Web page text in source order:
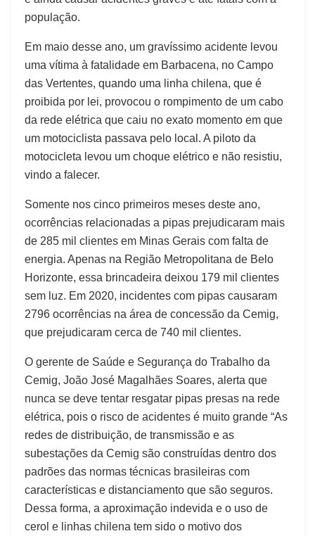
população.
Em maio desse ano, um gravíssimo acidente levou
uma vítima à fatalidade em Barbacena, no Campo
das Vertentes, quando uma linha chilena, que é
proibida por lei, provocou o rompimento de um cabo
da rede elétrica que caiu no exato momento em que
um motociclista passava pelo local. A piloto da
motocicleta levou um choque elétrico e não resistiu,
vindo a falecer.
Somente nos cinco primeiros meses deste ano,
ocorrências relacionadas a pipas prejudicaram mais
de 285 mil clientes em Minas Gerais com falta de
energia. Apenas na Região Metropolitana de Belo
Horizonte, essa brincadeira deixou 179 mil clientes
sem luz. Em 2020, incidentes com pipas causaram
2796 ocorrências na área de concessão da Cemig,
que prejudicaram cerca de 740 mil clientes.
O gerente de Saúde e Segurança do Trabalho da
Cemig, João José Magalhães Soares, alerta que
nunca se deve tentar resgatar pipas presas na rede
elétrica, pois o risco de acidentes é muito grande “As
redes de distribuição, de transmissão e as
subestações da Cemig são construídas dentro dos
padrões das normas técnicas brasileiras com
características e distanciamento que são seguros.
Dessa forma, a aproximação indevida e o uso de
cerol e linhas chilena tem sido o motivo dos